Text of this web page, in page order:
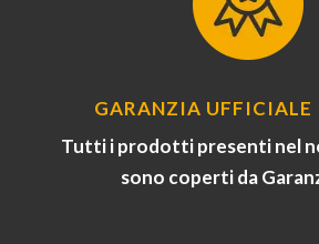
GARANZIA
Tutti i prodotti presenti nel
sono coperti da